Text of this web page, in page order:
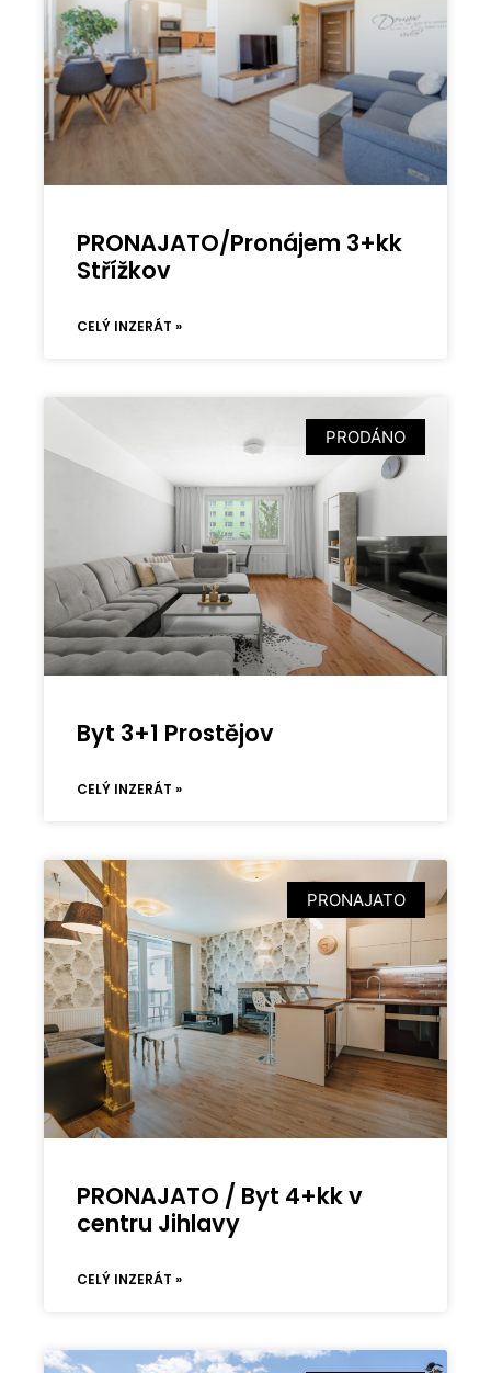
PRONAJATO/Pronájem 3+kk
Střížkov
CELÝ INZERÁT »
PRODÁNO
Byt 3+1 Prostějov
CELÝ INZERÁT »
PRONAJATO
PRONAJATO / Byt 4+kk v
centru Jihlavy
CELÝ INZERÁT »